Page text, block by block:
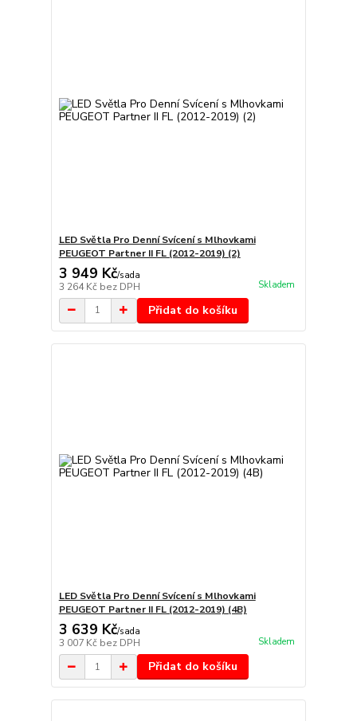
LED Světla Pro Denní Svícení s Mlhovkami
PEUGEOT Partner II FL (2012-2019) (2)
3 949 Kč/sada
3 264 Kč bez DPH Skladem
Přidat do košíku
LED Světla Pro Denní Svícení s Mlhovkami
PEUGEOT Partner II FL (2012-2019) (4B)
3 639 Kč/sada
3 007 Kč bez DPH Skladem
Přidat do košíku